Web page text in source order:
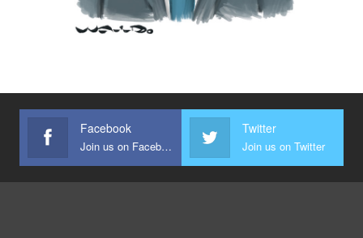
Facebook
Join us on Facebook
Twitter
Join us on Twitter